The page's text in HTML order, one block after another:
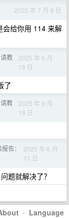
2025 年 7 月 8 日
会给你用 114 来解
教
2025 年 6 月
19 日
了
教
2025 年 6 月
19 日
告：
2025 年 6 月
11 日
题就解决了？
· Language